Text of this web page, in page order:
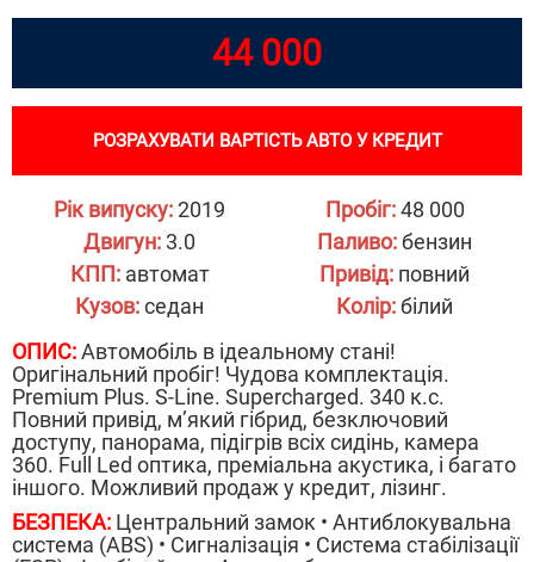
44 000
РОЗРАХУВАТИ ВАРТІСТЬ АВТО У КРЕДИТ
Рік випуску:2019 Пробіг:48 000
Двигун: 3.0 Паливо:бензин
КПП:автомат Привід: повний
Кузов:седан Колір:білий
ОПИС:Автомобіль в ідеальному стані!
Оригінальний пробіг! Чудова комплектація.
Premium Plus. S-Line. Supercharged. 340 к.с.
Повний привід, м’який гібрид, безключовий
доступу, панорама, підігрів всіх сидінь, камера
360. Full Led оптика, преміальна акустика, і багато
іншого. Можливий продаж у кредит, лізинг.
БЕЗПЕКА: Центральний замок • Антиблокувальна
система (ABS) • Сигналізація • Система стабілізації